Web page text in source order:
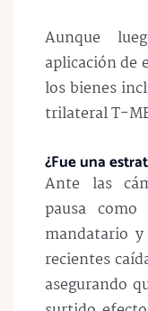
Aunque
aplicación de
los bienes
trilateral T-
¿Fue una
Ante las
pausa
mandatario
recientes
asegurando